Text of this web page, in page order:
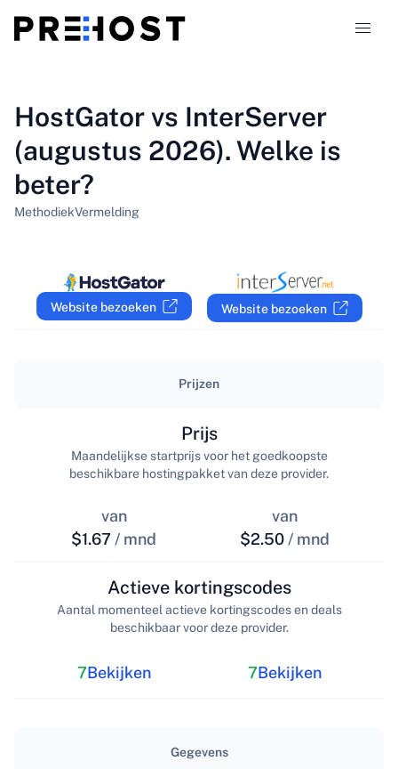
Vergelijkingen
NL
HostGator vs InterServer
(augustus 2026). Welke is
beter?
MethodiekVermelding
Website bezoeken Website bezoeken
Prijzen
van
$1.67/ mnd
Prijs
Maandelijkse startprijs voor het goedkoopste
beschikbare hostingpakket van deze provider.
van
$2.50 / mnd
7Bekijken
Actieve kortingscodes
Aantal momenteel actieve kortingscodes en deals
beschikbaar voor deze provider.
7Bekijken
Gegevens